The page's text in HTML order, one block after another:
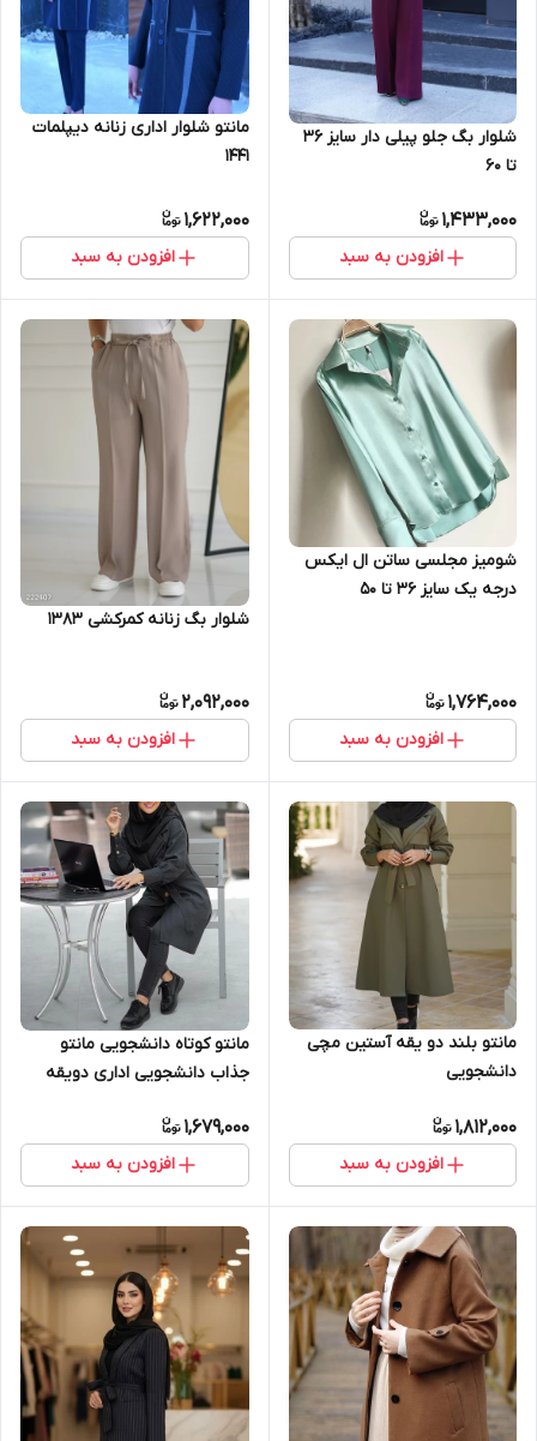
شلوار بگ جلو پیلی دار سایز ۳۶
تا ۶۰
1,433,000
افزودن به سبد
مانتو شلوار اداری زنانه دیپلمات
۱۴۴۱
1,622,000
افزودن به سبد
شومیز مجلسی ساتن ال ایکس
درجه یک سایز 36 تا 50
1,764,000
افزودن به سبد
شلوار بگ زنانه کمرکشی ۱۳۸۳
2,092,000
افزودن به سبد
مانتو بلند دو یقه آستین مچی
دانشجویی
1,812,000
افزودن به سبد
مانتو کوتاه دانشجویی مانتو
جذاب دانشجویی اداری دویقه
عاااالی دردوسایزعالی تا48
1,679,000
افزودن به سبد